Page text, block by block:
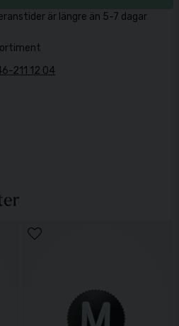
är längre än 5-7 dagar
211 12 04